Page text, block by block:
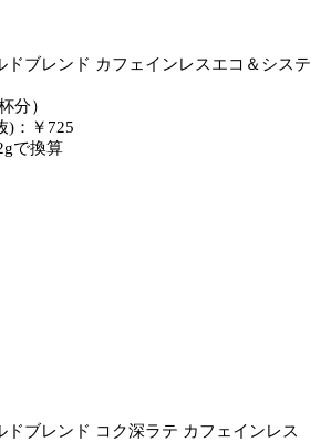
ドブレンド カフェインレスエコ＆システ
分）
)：￥725
で換算
ドブレンド コク深ラテ カフェインレス